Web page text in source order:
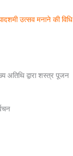
उत्सव मनाने की विधि
अतिथि द्वारा शस्त्र पूजन